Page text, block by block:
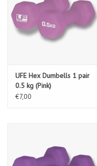
UFE Hex Dumbells 1 pair
0.5 kg (Pink)
€7,00